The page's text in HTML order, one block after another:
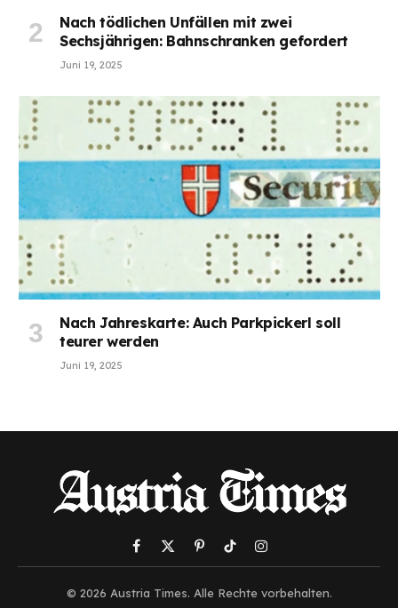
Nach tödlichen Unfällen mit zwei
Sechsjährigen: Bahnschranken gefordert
Juni 19, 2025
Nach Jahreskarte: Auch Parkpickerl soll
teurer werden
Juni 19, 2025
Facebook
X
(Twitter)
PinterestTikTokInstagram
© 2026 Austria Times. Alle Rechte vorbehalten.